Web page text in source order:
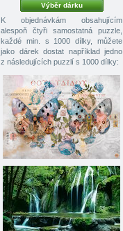
Výběr dárku
K objednávkám obsahujícím
alespoň čtyři samostatná puzzle,
každé min. s 1000 dílky, můžete
jako dárek dostat například jedno
z následujících puzzlí s 1000 dílky: